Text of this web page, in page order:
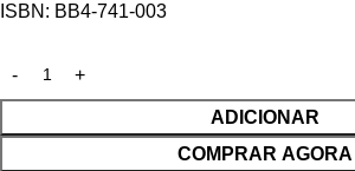
ISBN: BB4-741-003
ADICIONAR
COMPRAR AGORA